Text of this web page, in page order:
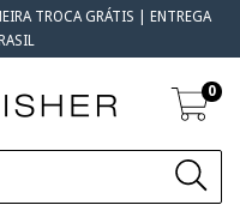
TROCA GRÁTIS | ENTREGA
0